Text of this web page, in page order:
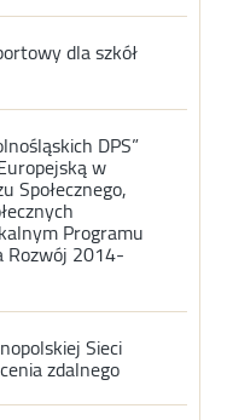
dla szkół
DPS”
w
Społecznego,
Programu
Rozwój 2014-
Sieci
zdalnego